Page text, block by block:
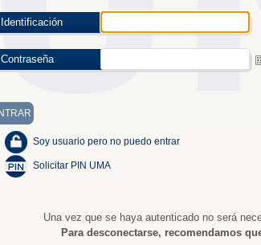
Identificación
Contraseña
Soy usuario pero no puedo entrar
Solicitar PIN UMA
Una vez que se haya autenticado no será
Para desconectarse, recomendamos